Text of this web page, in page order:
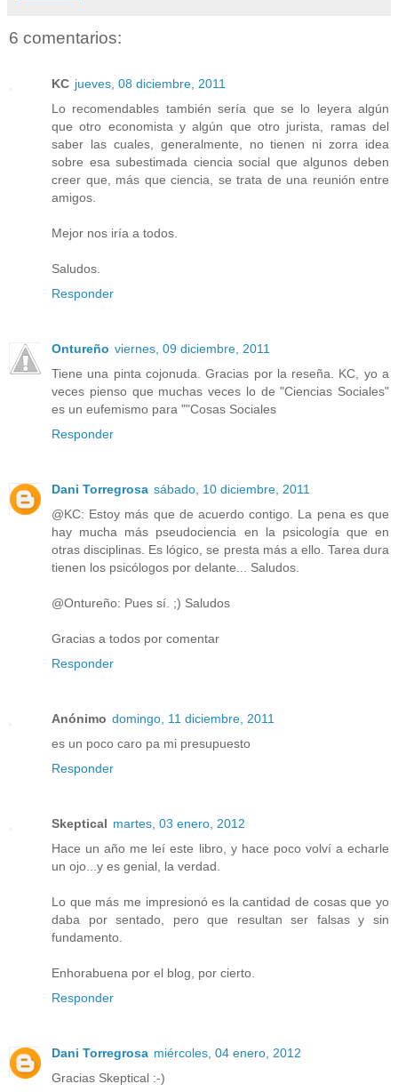
6 comentarios:
KC jueves, 08 diciembre, 2011
Lo recomendables también sería que se lo leyera algún
que otro economista y algún que otro jurista, ramas del
saber las cuales, generalmente, no tienen ni zorra idea
sobre esa subestimada ciencia social que algunos deben
creer que, más que ciencia, se trata de una reunión entre
amigos.
Mejor nos iría a todos.
Saludos.
Responder
Ontureño viernes, 09 diciembre, 2011
Tiene una pinta cojonuda. Gracias por la reseña. KC, yo a
veces pienso que muchas veces lo de "Ciencias Sociales"
es un eufemismo para ""Cosas Sociales
Responder
Dani Torregrosa sábado, 10 diciembre, 2011
@KC: Estoy más que de acuerdo contigo. La pena es que
hay mucha más pseudociencia en la psicología que en
otras disciplinas. Es lógico, se presta más a ello. Tarea dura
tienen los psicólogos por delante... Saludos.
@Ontureño: Pues sí. ;) Saludos
Gracias a todos por comentar
Responder
Anónimo domingo, 11 diciembre, 2011
es un poco caro pa mi presupuesto
Responder
Skeptical martes, 03 enero, 2012
Hace un año me leí este libro, y hace poco volví a echarle
un ojo...y es genial, la verdad.
Lo que más me impresionó es la cantidad de cosas que yo
daba por sentado, pero que resultan ser falsas y sin
fundamento.
Enhorabuena por el blog, por cierto.
Responder
Dani Torregrosa miércoles, 04 enero, 2012
Gracias Skeptical :-)